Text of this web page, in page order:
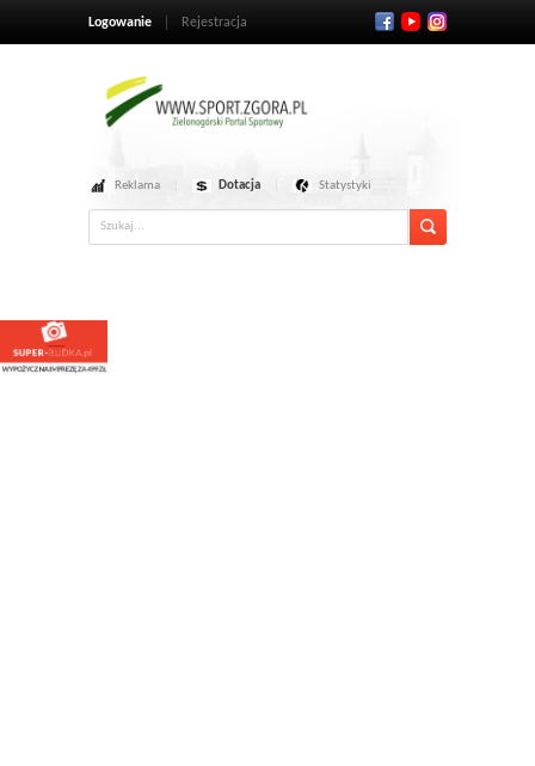
Logowanie Rejestracja
Reklama Dotacja Statystyki